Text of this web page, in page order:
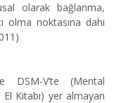
olarak bağlanma,
olma noktasına dahi
DSM-V’te (Mental
El Kitabı) yer almayan